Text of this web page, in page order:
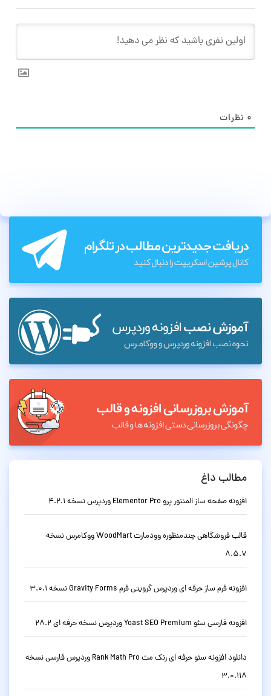
۰ نظرات
مطالب داغ
افزونه صفحه ساز المنتور پرو Elementor Pro وردپرس نسخه 4.2.1
قالب فروشگاهی چندمنظوره وودمارت WoodMart ووکامرس نسخه
8.5.7
افزونه فرم ساز حرفه ای وردپرس گرویتی فرم Gravity Forms نسخه 3.0.1
افزونه فارسی سئو Yoast SEO Premium وردپرس نسخه حرفه ای 28.2
دانلود افزونه سئو حرفه ای رنک مث Rank Math Pro وردپرس فارسی نسخه
3.0.118